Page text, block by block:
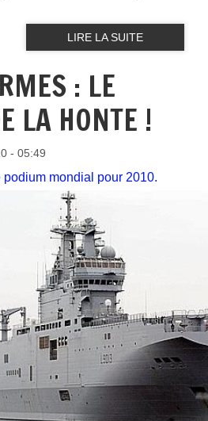
LIRE LA SUITE
: LE
LA HONTE !
- 05:49
podium mondial pour 2010.